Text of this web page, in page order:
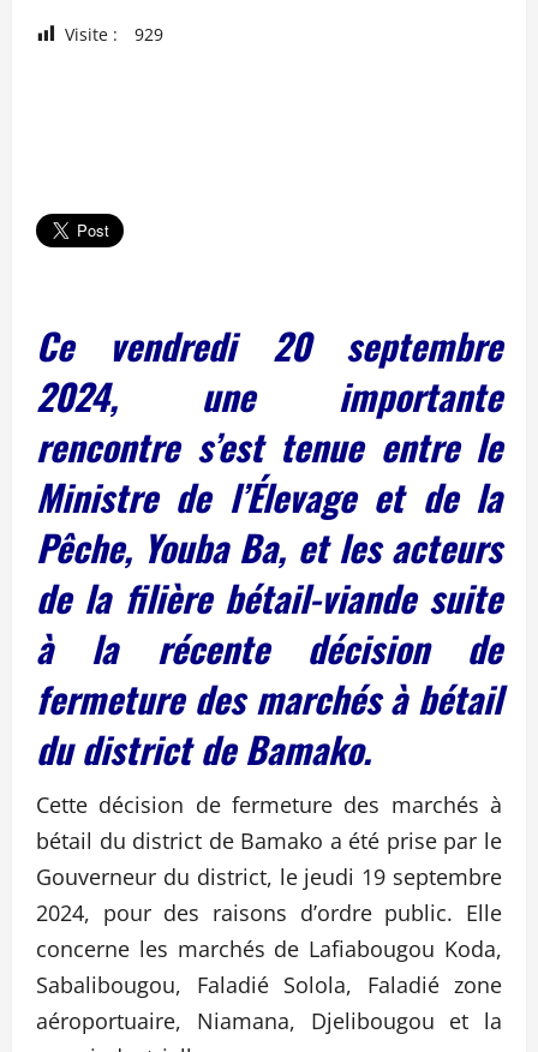
Visite : 929
Ce vendredi 20 septembre
2024, une importante
rencontre s’est tenue entre le
Ministre de l’Élevage et de la
Pêche, Youba Ba, et les acteurs
de la filière bétail-viande suite
à la récente décision de
fermeture des marchés à bétail
du district de Bamako.
Cette décision de fermeture des marchés à
bétail du district de Bamako a été prise par le
Gouverneur du district, le jeudi 19 septembre
2024, pour des raisons d’ordre public. Elle
concerne les marchés de Lafiabougou Koda,
Sabalibougou, Faladié Solola, Faladié zone
aéroportuaire, Niamana, Djelibougou et la